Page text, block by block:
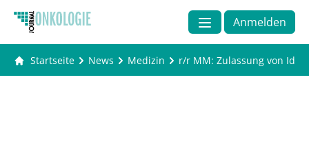
Anmelden
Startseite News Medizin r/r MM: Zulassung von